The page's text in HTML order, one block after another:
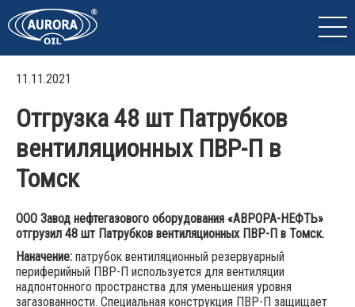
11.11.2021
Отгрузка 48 шт Патрубков
вентиляционных ПВР-П в
Томск
ООО Завод нефтегазового оборудования «АВРОРА-НЕФТЬ»
отгрузил 48 шт Патрубков вентиляционных ПВР-П в Томск.
Наначение: патрубок вентиляционный резервуарный
периферийный ПВР-П используется для вентиляции
надпонтонного пространства для уменьшения уровня
загазованности. Специальная конструкция ПВР-П защищает